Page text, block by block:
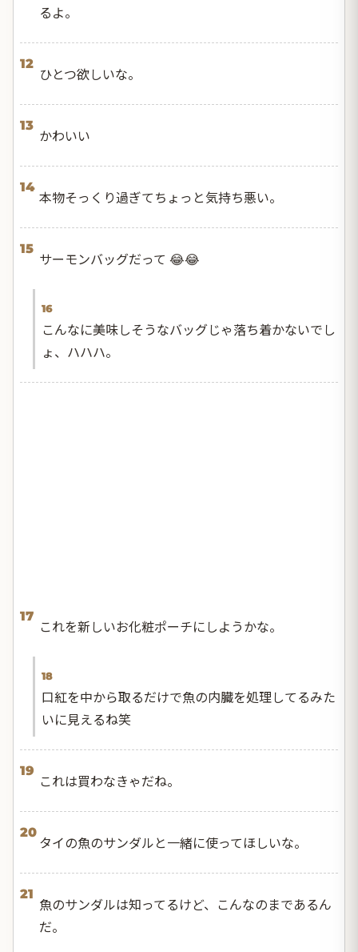
るよ。
12
ひとつ欲しいな。
13
かわいい
14
本物そっくり過ぎてちょっと気持ち悪い。
15
サーモンバッグだって 😂😂
16
こんなに美味しそうなバッグじゃ落ち着かないでし
ょ、ハハハ。
17
これを新しいお化粧ポーチにしようかな。
18
口紅を中から取るだけで魚の内臓を処理してるみた
いに見えるね笑
19
これは買わなきゃだね。
20
タイの魚のサンダルと一緒に使ってほしいな。
21
魚のサンダルは知ってるけど、こんなのまであるん
だ。